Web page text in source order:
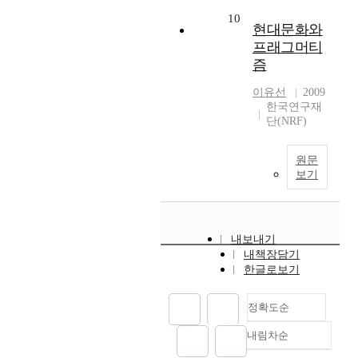
10
현대문화와
프래그머티
즘
이유선
2009
한국연구재
단(NRF)
원문
보기
내보내기
내책장담기
한글로보기
정확도순
정확도
내림차순